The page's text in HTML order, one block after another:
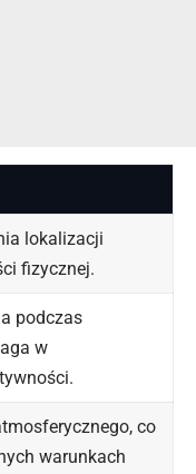
lokalizacji
fizycznej.
podczas
w
co
warunkach